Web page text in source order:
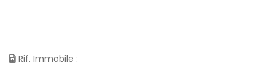
Rif. Immobile :